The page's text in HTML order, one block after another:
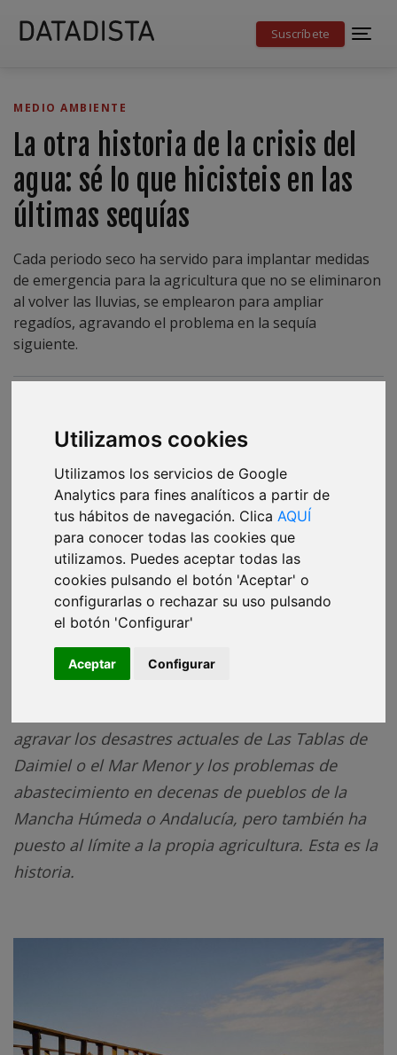
Utilizamos cookies
Utilizamos los servicios de Google
Analytics para fines analíticos a partir de
tus hábitos de navegación. ClicaAQUÍ
para conocer todas las cookies que
utilizamos. Puedes aceptar todas las
cookies pulsando el botón 'Aceptar' o
configurarlas o rechazar su uso pulsando
el botón 'Configurar'
Aceptar Configurar
Suscríbete
MEDIO AMBIENTE
La otra historia de la crisis del
agua: sé lo que hicisteis en las
últimas sequías
Cada periodo seco ha servido para implantar medidas
de emergencia para la agricultura que no se eliminaron
al volver las lluvias, se emplearon para ampliar
regadíos, agravando el problema en la sequía
siguiente.
Desde la profunda sequía de los años noventa,
cada periodo seco ha servido para implantar
medidas de emergencia para la agricultura o
permitir prácticas que no se eliminaron al volver
las lluvias, se emplearon para ampliar regadíos,
aumentando el problema de sobreexplotación y
contaminación de acuíferos y los humedales a
agravar los desastres actuales de Las Tablas de
Daimiel o el Mar Menor y los problemas de
abastecimiento en decenas de pueblos de la
Mancha Húmeda o Andalucía, pero también ha
puesto al límite a la propia agricultura. Esta es la
historia.